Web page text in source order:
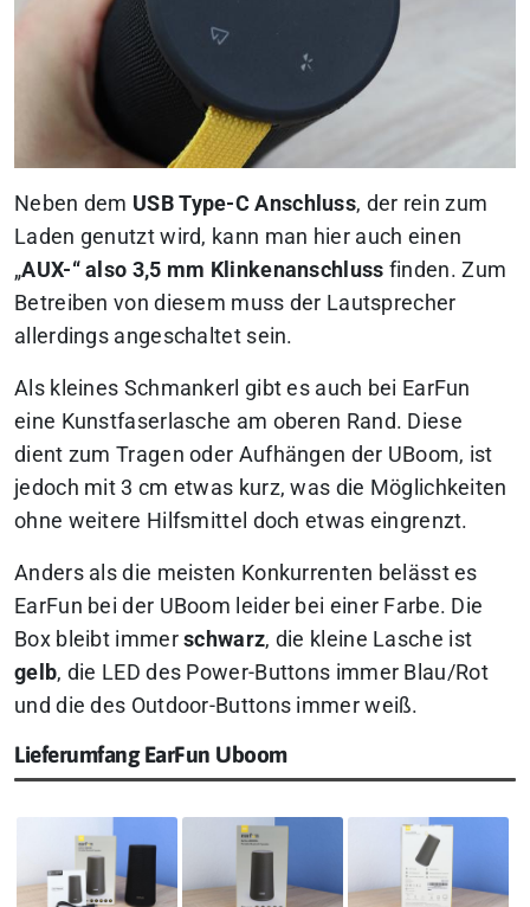
Neben dem USB Type-C Anschluss, der rein zum
Laden genutzt wird, kann man hier auch einen
„AUX-“ also 3,5 mm Klinkenanschluss finden. Zum
Betreiben von diesem muss der Lautsprecher
allerdings angeschaltet sein.
Als kleines Schmankerl gibt es auch bei EarFun
eine Kunstfaserlasche am oberen Rand. Diese
dient zum Tragen oder Aufhängen der UBoom, ist
jedoch mit 3 cm etwas kurz, was die Möglichkeiten
ohne weitere Hilfsmittel doch etwas eingrenzt.
Anders als die meisten Konkurrenten belässt es
EarFun bei der UBoom leider bei einer Farbe. Die
Box bleibt immerschwarz, die kleine Lasche ist
gelb, die LED des Power-Buttons immer Blau/Rot
und die des Outdoor-Buttons immer weiß.
Lieferumfang EarFun Uboom